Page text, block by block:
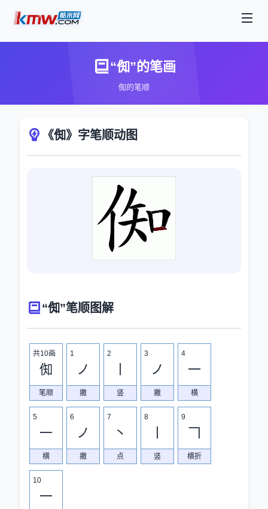
“倁”的笔画
倁的笔顺
《倁》字笔顺动图
“倁”笔顺图解
共10画
倁
笔顺
1
ノ
撇
2
竖
3
ノ
撇
4
一
横
5
一
横
6
ノ
撇
7
丶
点
8
竖
9
𠃍
横折
10
一